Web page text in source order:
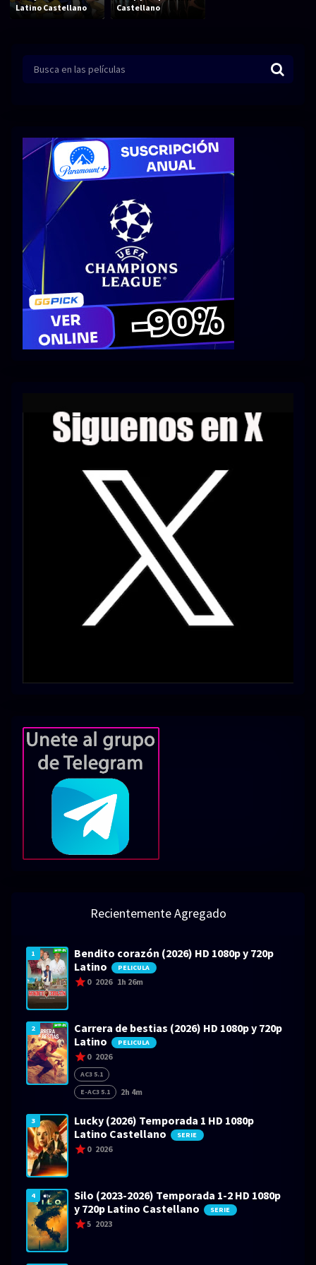
Comedia Crimen
Terror
Fantástico Romance
Bélico Thriller
Biográfico
SERIES
Series 1080p Series 4K HDR
Series 720p 2160p 4K SDR
Series 1080p 60 FPS
Latino Castellano
Castellano
Recientemente Agregado
1
Bendito corazón (2026) HD 1080p y 720p
Latino
PELICULA
0 2026 1h 26m
2
Carrera de bestias (2026) HD 1080p y 720p
Latino
PELICULA
0 2026
AC3 5.1
E-AC3 5.1
2h 4m
3
Lucky (2026) Temporada 1 HD 1080p
Latino Castellano
SERIE
0 2026
4
Silo (2023-2026) Temporada 1-2 HD 1080p
y 720p Latino Castellano
SERIE
5 2023